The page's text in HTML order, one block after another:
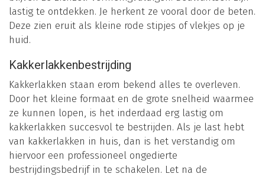
lastig te ontdekken. Je herkent ze vooral door de beten.
Deze zien eruit als kleine rode stipjes of vlekjes op je
huid.
Kakkerlakkenbestrijding
Kakkerlakken staan erom bekend alles te overleven.
Door het kleine formaat en de grote snelheid waarmee
ze kunnen lopen, is het inderdaad erg lastig om
kakkerlakken succesvol te bestrijden. Als je last hebt
van kakkerlakken in huis, dan is het verstandig om
hiervoor een professioneel ongedierte
bestrijdingsbedrijf in te schakelen. Let na de